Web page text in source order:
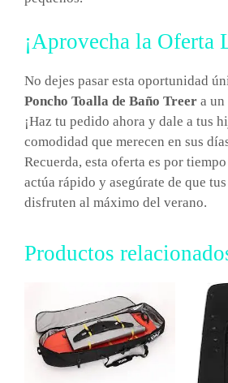
¡Aprovecha la Oferta
No dejes pasar esta oportunidad
Poncho Toalla de Baño Treer a
¡Haz tu pedido ahora y dale a tus
comodidad que merecen en sus
Recuerda, esta oferta es por
actúa rápido y asegúrate de que
disfruten al máximo del verano.
Productos